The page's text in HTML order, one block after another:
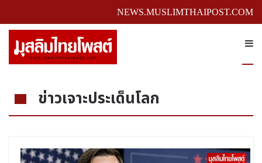
NEWS.MUSLIMTHAIPOST.COM
ข่าวเจาะประเด็นโลก